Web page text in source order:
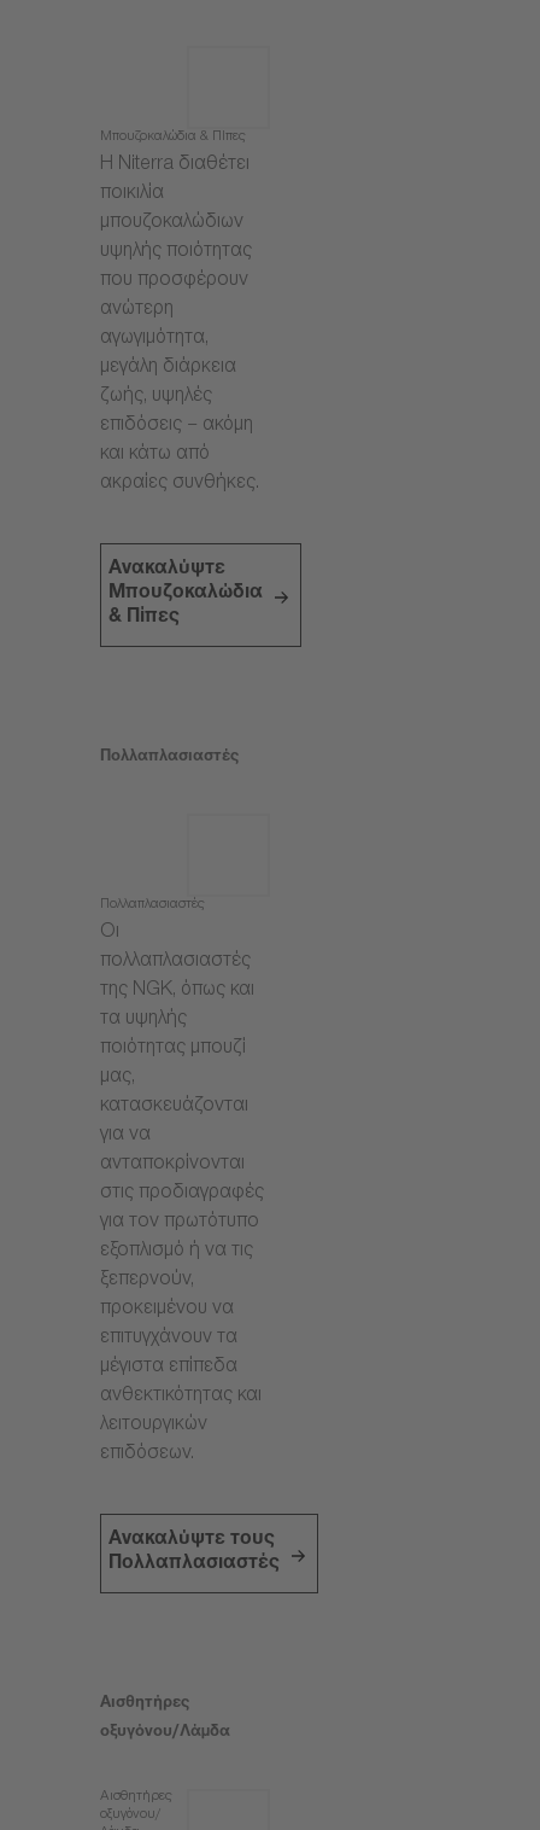
Μπουζοκαλώδια & Πίπες
Η Niterra διαθέτει
ποικιλία
μπουζοκαλώδιων
υψηλής ποιότητας
που προσφέρουν
ανώτερη
αγωγιμότητα,
μεγάλη διάρκεια
ζωής, υψηλές
επιδόσεις – ακόμη
και κάτω από
ακραίες συνθήκες.
Ανακαλύψτε
Μπουζοκαλώδια
& Πίπες
Πολλαπλασιαστές
Πολλαπλασιαστές
Οι
πολλαπλασιαστές
της NGK, όπως και
τα υψηλής
ποιότητας μπουζί
μας,
κατασκευάζονται
για να
ανταποκρίνονται
στις προδιαγραφές
για τον πρωτότυπο
εξοπλισμό ή να τις
ξεπερνούν,
προκειμένου να
επιτυγχάνουν τα
μέγιστα επίπεδα
ανθεκτικότητας και
λειτουργικών
επιδόσεων.
Ανακαλύψτε τους
Πολλαπλασιαστές
Αισθητήρες
οξυγόνου/Λάμδα
Αισθητήρες
οξυγόνου/